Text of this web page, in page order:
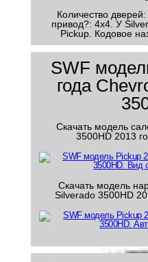
Количество
привод?: 4x4. У
Pickup. Кодовое
SWF
года
Скачать модель
3500HD 2013
Скачать модель
Silverado 3500HD